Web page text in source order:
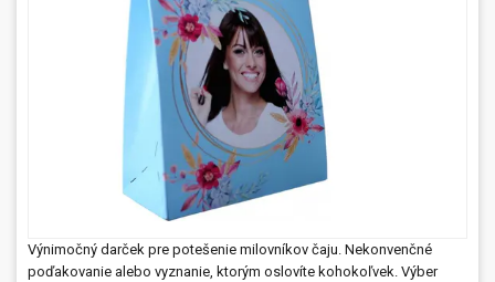
Personalizované hry
Tašky, vaky, ruksaky
Prívesky, dog tagy, odznaky
Doplnky do kancelárie, domácnosti, auta
Výnimočný darček pre potešenie milovníkov čaju. Nekonvenčné
poďakovanie alebo vyznanie, ktorým oslovíte kohokoľvek. Výber